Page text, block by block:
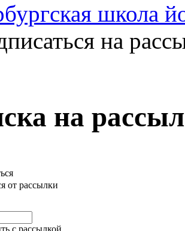
школа
на
на
от рассылки
с рассылкой